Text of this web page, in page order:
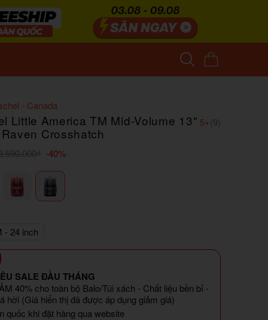
- Canada
Little America TM Mid-Volume 13"
Crosshatch
-40%
5⭑ (9)
- 24 inch
SALE ĐẦU THÁNG
40% cho toàn bộ Balo/Túi xách - Chất liệu bền bỉ -
hời (Giá hiển thị đã được áp dụng giảm giá)
quốc khi đặt hàng qua website